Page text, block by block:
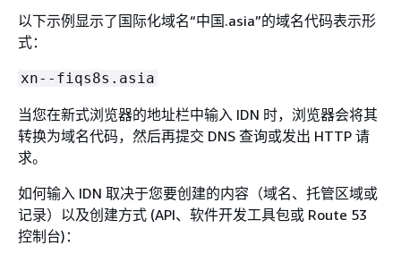
以下示例显示了国际化域名“中国.asia”的域名代码表示形
式：
xn--fiqs8s.asia
当您在新式浏览器的地址栏中输入 IDN 时，浏览器会将其
转换为域名代码，然后再提交 DNS 查询或发出 HTTP 请
求。
如何输入 IDN 取决于您要创建的内容（域名、托管区域或
记录）以及创建方式 (API、软件开发工具包或 Route 53
控制台)：